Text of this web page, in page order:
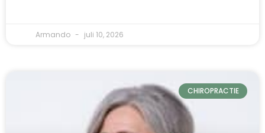
Armando juli 10, 2026
CHIROPRACTIE